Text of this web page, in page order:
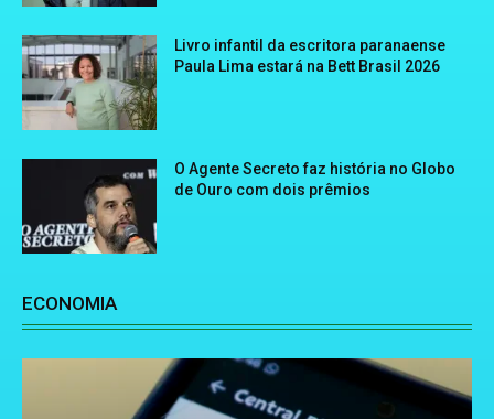
Livro infantil da escritora paranaense
Paula Lima estará na Bett Brasil 2026
O Agente Secreto faz história no Globo
de Ouro com dois prêmios
ECONOMIA